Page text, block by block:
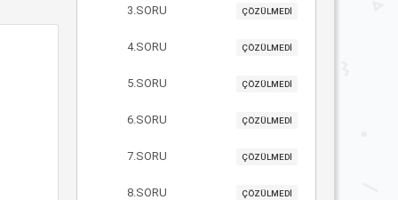
3.SORU ÇÖZÜLMEDİ
4.SORU ÇÖZÜLMEDİ
5.SORU ÇÖZÜLMEDİ
6.SORU ÇÖZÜLMEDİ
7.SORU ÇÖZÜLMEDİ
8.SORU ÇÖZÜLMEDİ